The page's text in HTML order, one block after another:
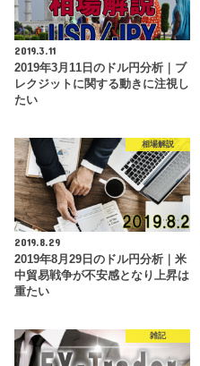
2019.3.11
2019年3月11日のドル円分析｜ブ
レクジットに関する動きに注視し
たい
相場解説
2019.8.29
2019年8月29日のドル円分析｜米
中貿易戦争が不安感となり上昇は
重たい
雑記